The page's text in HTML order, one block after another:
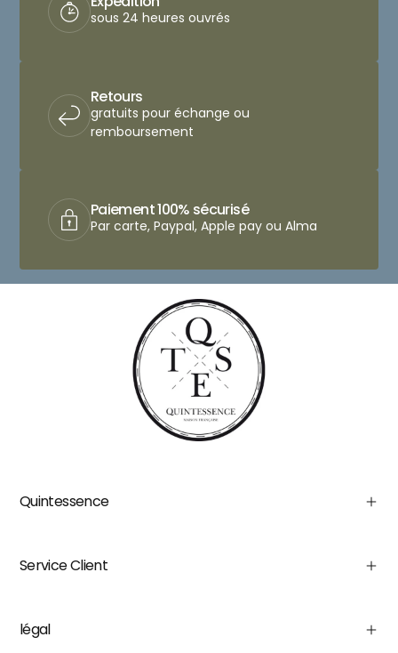
sous 24 heures ouvrés
Retours
gratuits pour échange ou
remboursement
Paiement 100% sécurisé
Par carte, Paypal, Apple pay ou Alma
Quintessence
Service Client
légal